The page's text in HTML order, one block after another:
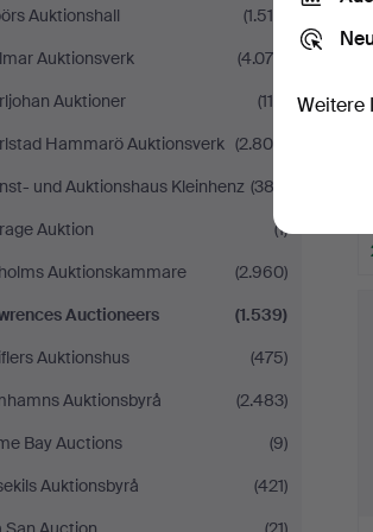
Auktionshall
(1.518)
Auktionsverk
(4.070)
Auktioner
(116)
Hammarö Auktionsverk (2.805)
und Auktionshaus Kleinhenz (382)
Auktion
(1)
Auktionskammare
(2.960)
Auctioneers
(1.539)
Auktionshus
(475)
Auktionsbyrå
(2.483)
Bay Auctions
(9)
Auktionsbyrå
(421)
Weitere